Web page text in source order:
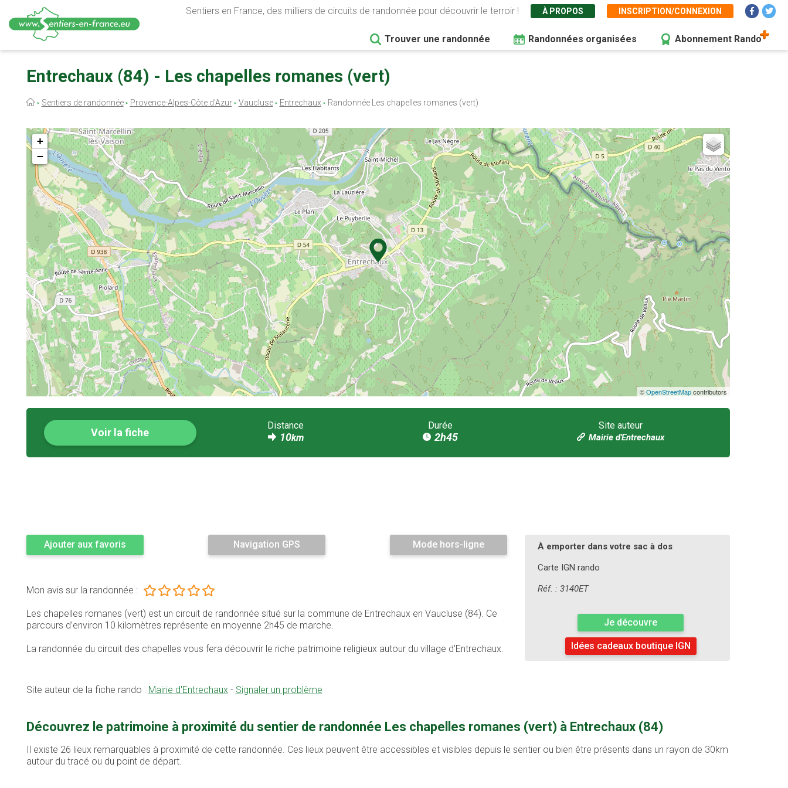
contenu
Sentiers en France, des milliers de circuits de randonnée pour découvrir le terroir ! À PROPOS INSCRIPTION/CONNEXION
Trouver une randonnée Randonnées organisées Abonnement Rando
Entrechaux (84) - Les chapelles romanes (vert)
Fil
Sentiers de randonnée Provence-Alpes-Côte d'Azur Vaucluse Entrechaux Randonnée Les chapelles romanes (vert)
+
−
©OpenStreetMapcontributors
Voir la fiche
Distance
10km
Durée
2h45
Site auteur
Mairie d'Entrechaux
Ajouter aux favoris Navigation GPS Mode hors-ligne
Mon avis sur la randonnée :
Les chapelles romanes (vert) est un circuit de randonnée situé sur la commune de Entrechaux en Vaucluse (84). Ce
parcours d’environ 10 kilomètres représente en moyenne 2h45 de marche.
La randonnée du circuit des chapelles vous fera découvrir le riche patrimoine religieux autour du village d'Entrechaux.
Site auteur de la fiche rando : Mairie d'Entrechaux- Signaler un problème
À emporter dans votre sac à dos
Carte IGN rando
Réf. : 3140ET
Je découvre
Idées cadeaux boutique IGN
Découvrez le patrimoine à proximité du sentier de randonnée Les chapelles romanes (vert) à Entrechaux (84)
Il existe 26 lieux remarquables à proximité de cette randonnée. Ces lieux peuvent être accessibles et visibles depuis le sentier ou bien être présents dans un rayon de 30km
autour du tracé ou du point de départ.